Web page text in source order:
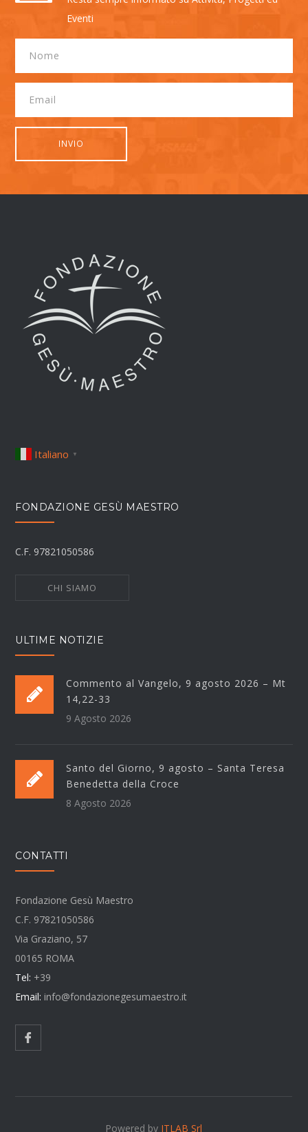
Eventi
Italiano ▼
FONDAZIONE GESÙ MAESTRO
C.F. 97821050586
CHI SIAMO
ULTIME NOTIZIE
Commento al Vangelo, 9 agosto 2026 – Mt
14,22-33
9 Agosto 2026
Santo del Giorno, 9 agosto – Santa Teresa
Benedetta della Croce
8 Agosto 2026
CONTATTI
Fondazione Gesù Maestro
C.F. 97821050586
Via Graziano, 57
00165 ROMA
Tel: +39
Email: info@fondazionegesumaestro.it
Powered by ITLAB Srl